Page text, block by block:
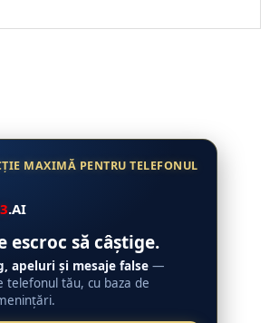
MAXIMĂ PENTRU TELEFONUL
.AI
escroc să câștige.
apeluri și mesaje false —
telefonul tău, cu baza de